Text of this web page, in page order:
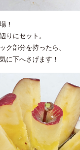
！
りにセット。
ク部分を持ったら、
に下へさげます！